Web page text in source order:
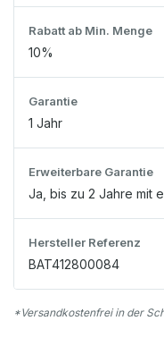
Rabatt ab Min. Menge
10%
Garantie
1 Jahr
Erweiterbare Garantie
Ja, bis zu 2 Jahre mit
Hersteller Referenz
BAT412800084
*Versandkostenfrei in der